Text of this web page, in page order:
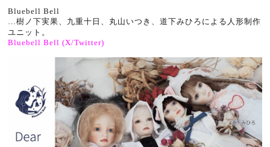
Bluebell Bell
…樹ノ下実果、九重十日、丸山いつき、道下みひろによる人形制作
ユニット。
Bluebell Bell (X/Twitter)